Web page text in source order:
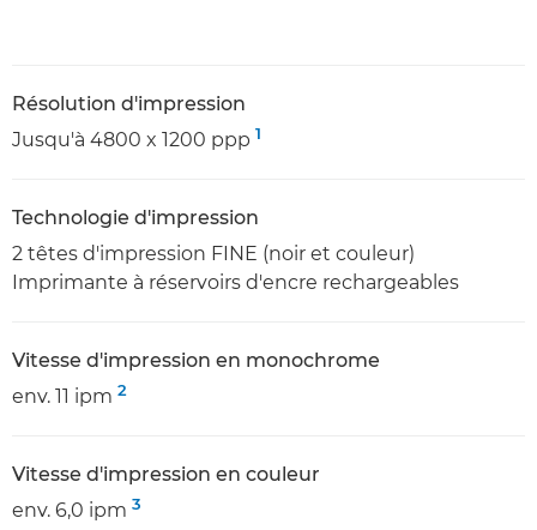
Résolution d'impression
Jusqu'à 4800 x 1200 ppp 1
Technologie d'impression
2 têtes d'impression FINE (noir et couleur)
Imprimante à réservoirs d'encre rechargeables
Vitesse d'impression en monochrome
env. 11 ipm 2
Vitesse d'impression en couleur
env. 6,0 ipm 3